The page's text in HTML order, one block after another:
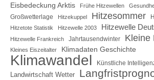
Eisbedeckung Arktis Frühe Hitzewellen
Großwetterlage Hitzekuppel Hitzesommer
Hitzetote Statistik Hitzewelle 2003 Hitzewelle
Hitzewelle Frankreich Jahrtausendwinter Kleine
Kleines Eiszeitalter Klimadaten Geschichte
Klimawandel Künstliche
Landwirtschaft Wetter